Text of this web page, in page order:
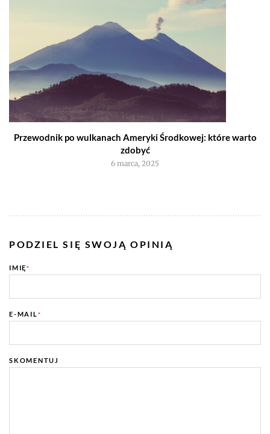
Przewodnik po wulkanach Ameryki Środkowej: które warto
zdobyć
6 marca, 2025
PODZIEL SIĘ SWOJĄ OPINIĄ
IMIĘ*
E-MAIL*
SKOMENTUJ